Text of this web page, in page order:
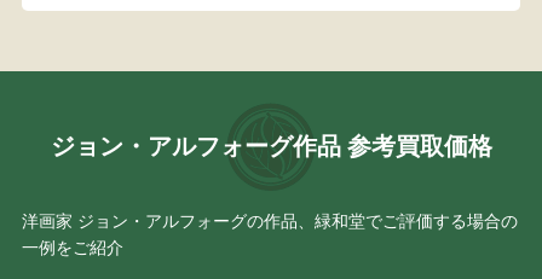
ジョン・アルフォーグ作品 参考買取価格
洋画家 ジョン・アルフォーグの作品、緑和堂でご評価する場合の
一例をご紹介